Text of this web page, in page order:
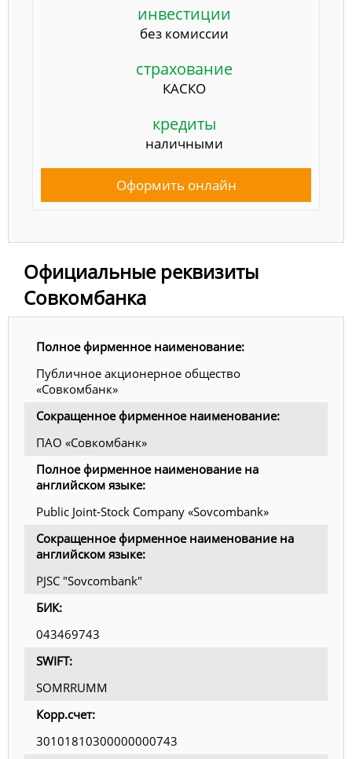
инвестиции
без комиссии
страхование
КАСКО
кредиты
наличными
Оформить онлайн
Официальные реквизиты
Совкомбанка
Полное фирменное наименование:
Публичное акционерное общество
«Совкомбанк»
Сокращенное фирменное наименование:
ПАО «Совкомбанк»
Полное фирменное наименование на
английском языке:
Public Joint-Stock Company «Sovcombank»
Сокращенное фирменное наименование на
английском языке:
PJSC "Sovcombank"
БИК:
043469743
SWIFT:
SOMRRUMM
Корр.счет:
30101810300000000743